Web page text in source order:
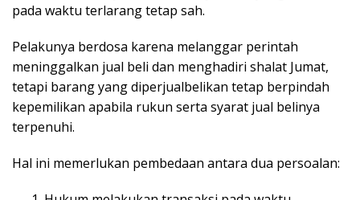
pada waktu terlarang tetap sah.
Pelakunya berdosa karena melanggar perintah
meninggalkan jual beli dan menghadiri shalat Jumat,
tetapi barang yang diperjualbelikan tetap berpindah
kepemilikan apabila rukun serta syarat jual belinya
terpenuhi.
Hal ini memerlukan pembedaan antara dua persoalan: